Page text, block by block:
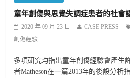
童年創傷與思覺失調症患者的社會
2020 年 09 月 23 日 CASE PRESS
創傷經驗
多項研究均指出童年創傷經驗會產生
者Matheson在一篇2013年的後設分析